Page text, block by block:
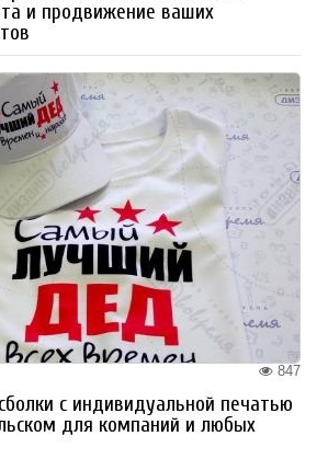
и продвижение ваших
847
с индивидуальной печатью
для компаний и любых